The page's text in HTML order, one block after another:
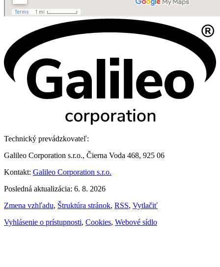
Technický prevádzkovateľ:
Galileo Corporation s.r.o., Čierna Voda 468, 925 06
Kontakt: Galileo Corporation s.r.o.
Posledná aktualizácia: 6. 8. 2026
Zmena vzhľadu, Štruktúra stránok, RSS, Vytlačiť
Vyhlásenie o prístupnosti, Cookies, Webové sídlo